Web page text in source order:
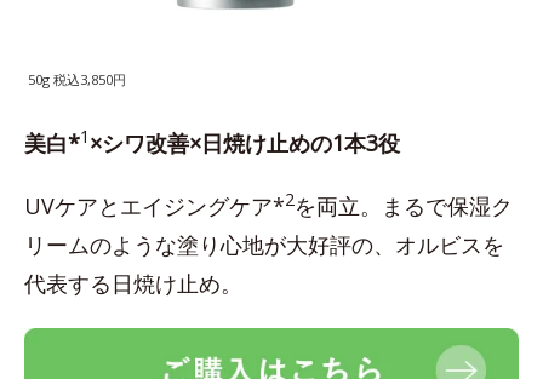
50g 税込3,850円
美白*1 ×シワ改善×日焼け止めの1本3役
UVケアとエイジングケア*2を両立。まるで保湿ク
リームのような塗り心地が大好評の、オルビスを
代表する日焼け止め。